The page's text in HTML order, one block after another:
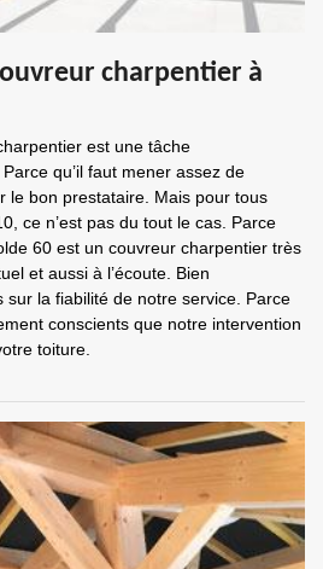
charpentier à
est une tâche
qu’il faut mener assez de
le bon prestataire. Mais pour tous
ce n’est pas du tout le cas. Parce
60 est un couvreur charpentier très
et aussi à l’écoute. Bien
sur la fiabilité de notre service. Parce
conscients que notre intervention
toiture.